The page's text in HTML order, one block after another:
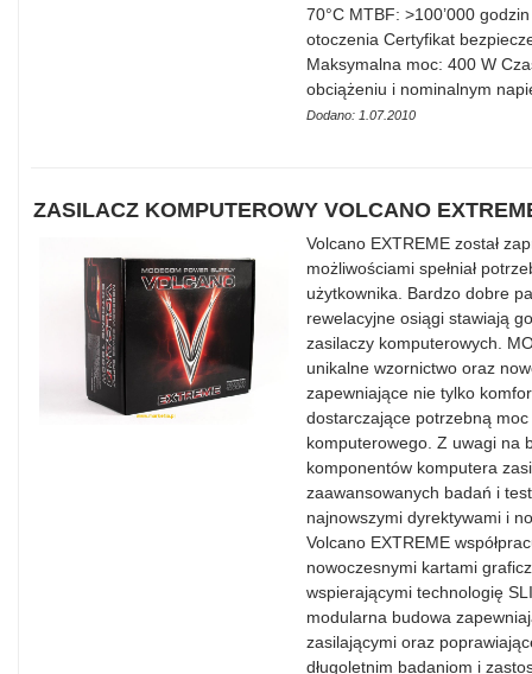
70°C MTBF: >100’000
otoczenia Certyfikat
Maksymalna moc: 400 W
obciążeniu i nominalnym
Dodano: 1.07.2010
ZASILACZ KOMPUTEROWY VOLCANO
Volcano EXTREME został
możliwościami spełniał
użytkownika. Bardzo dobre
rewelacyjne osiągi stawiają
zasilaczy komputerowych.
unikalne wzornictwo oraz
zapewniające nie tylko
dostarczające potrzebną
komputerowego. Z uwagi na
komponentów komputera
zaawansowanych badań i
najnowszymi dyrektywami i
Volcano EXTREME
nowoczesnymi kartami
wspierającymi technologię
modularna budowa
zasilającymi oraz
długoletnim badaniom i